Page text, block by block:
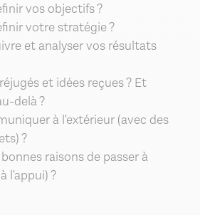
vos objectifs ?
votre stratégie ?
et analyser vos résultats
et idées reçues ? Et
delà ?
à l'extérieur (avec des
?
raisons de passer à
l'appui) ?